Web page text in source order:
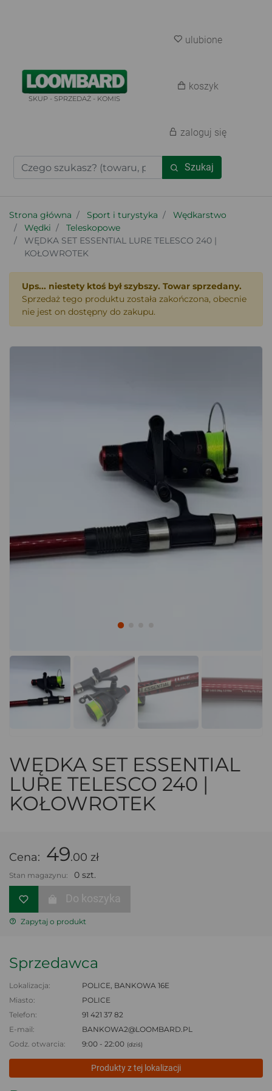
SKUP - SPRZEDAŻ - KOMIS
Szukaj
ulubione
koszyk
zaloguj się
Strona główna Sport i turystyka
Wędkarstwo
Wędki
Teleskopowe
WĘDKA SET ESSENTIAL LURE TELESCO 240 |
KOŁOWROTEK
Ups... niestety ktoś był szybszy. Towar sprzedany.
Sprzedaż tego produktu została zakończona, obecnie
nie jest on dostępny do zakupu.
WĘDKA SET ESSENTIAL
LURE TELESCO 240 |
KOŁOWROTEK
Cena: 49.00 zł
Stan magazynu: 0 szt.
Do koszyka
Zapytaj o produkt
Sprzedawca
Lokalizacja:
POLICE, BANKOWA 16E
Miasto:
POLICE
Telefon:
91 421 37 82
E-mail:
BANKOWA2@LOOMBARD.PL
Godz. otwarcia:
9:00 - 22:00 (dziś)
Produkty z tej lokalizacji